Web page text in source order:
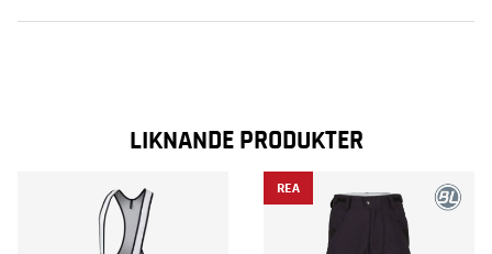
LIKNANDE PRODUKTER
REA